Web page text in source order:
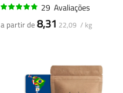
29 Avaliações
a partir de 8,31 22,09 / kg